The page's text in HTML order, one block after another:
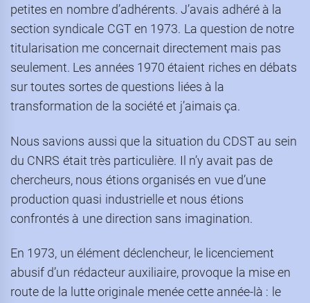
petites en nombre d’adhérents. J’avais adhéré à la
section syndicale CGT en 1973. La question de notre
titularisation me concernait directement mais pas
seulement. Les années 1970 étaient riches en débats
sur toutes sortes de questions liées à la
transformation de la société et j’aimais ça.
Nous savions aussi que la situation du CDST au sein
du CNRS était très particulière. Il n’y avait pas de
chercheurs, nous étions organisés en vue d’une
production quasi industrielle et nous étions
confrontés à une direction sans imagination.
En 1973, un élément déclencheur, le licenciement
abusif d’un rédacteur auxiliaire, provoque la mise en
route de la lutte originale menée cette année-là : le